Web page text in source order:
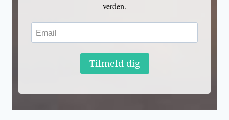
verden.
Tilmeld dig